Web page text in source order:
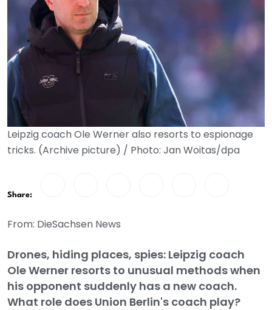
Leipzig coach Ole Werner also resorts to espionage
tricks. (Archive picture) / Photo: Jan Woitas/dpa
Share:
From: DieSachsen News
Drones, hiding places, spies: Leipzig coach
Ole Werner resorts to unusual methods when
his opponent suddenly has a new coach.
What role does Union Berlin's coach play?